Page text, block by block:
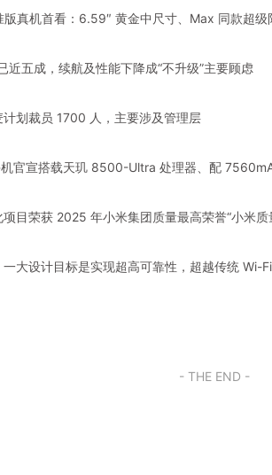
真机首看：6.59″ 黄金中尺寸、Max 同款超级
五成，续航及性能下降成“不升级”主要顾虑
划裁员 1700 人，主要涉及管理层
官宣搭载天玑 8500-Ultra 处理器、配
目荣获 2025 年小米集团质量最高荣誉“小米质
大设计目标是实现超高可靠性，超越传统 Wi-
- THE END -